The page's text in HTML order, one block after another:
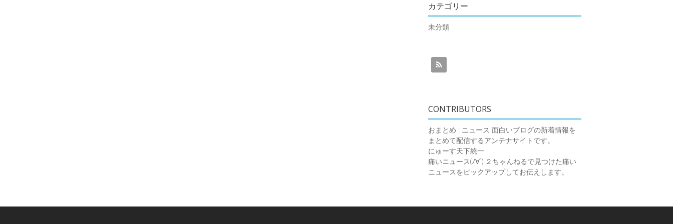
カテゴリー
未分類
CONTRIBUTORS
おまとめ : ニュース 面白いブログの新着情報を
まとめて配信するアンテナサイトです。
にゅーす天下統一
痛いニュース(ﾉ∀`) ２ちゃんねるで見つけた痛い
ニュースをピックアップしてお伝えします。